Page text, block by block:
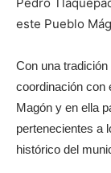
este Pueblo
Con una
coordinación con
Magón y en ella
pertenecientes a
histórico del